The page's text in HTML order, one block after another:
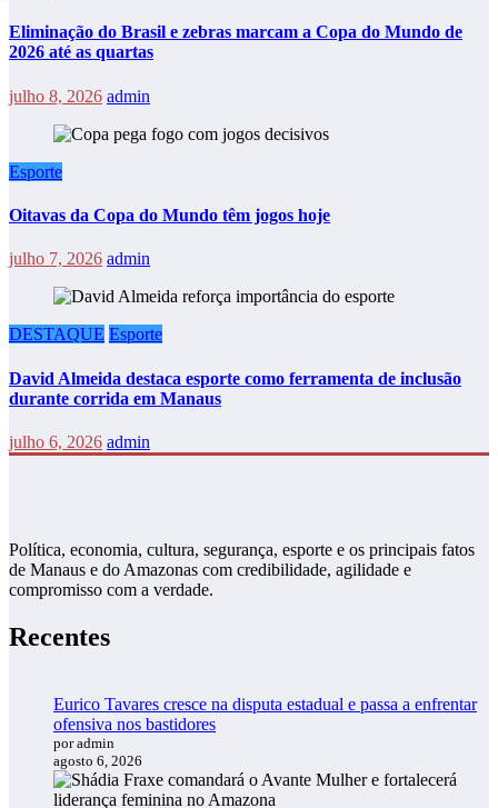
Eliminação do Brasil e zebras marcam a Copa do Mundo de
2026 até as quartas
julho 8, 2026 admin
Esporte
Oitavas da Copa do Mundo têm jogos hoje
julho 7, 2026 admin
DESTAQUE Esporte
David Almeida destaca esporte como ferramenta de inclusão
durante corrida em Manaus
julho 6, 2026 admin
Política, economia, cultura, segurança, esporte e os principais fatos
de Manaus e do Amazonas com credibilidade, agilidade e
compromisso com a verdade.
Recentes
Eurico Tavares cresce na disputa estadual e passa a enfrentar
ofensiva nos bastidores
por admin
agosto 6, 2026